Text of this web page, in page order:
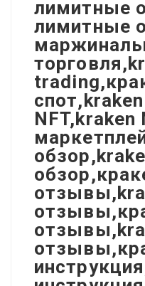
лимитные
лимитные
NFT,kraken